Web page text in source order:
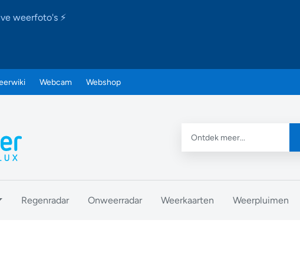
weerfoto's ⚡
Webcam Webshop
Regenradar Onweerradar Weerkaarten Weerpluimen